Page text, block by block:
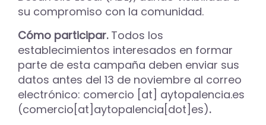
su compromiso con la comunidad.
Cómo participar. Todos los
establecimientos interesados en formar
parte de esta campaña deben enviar sus
datos antes del 13 de noviembre al correo
electrónico: comercio [at] aytopalencia.es
(comercio[at]aytopalencia[dot]es).